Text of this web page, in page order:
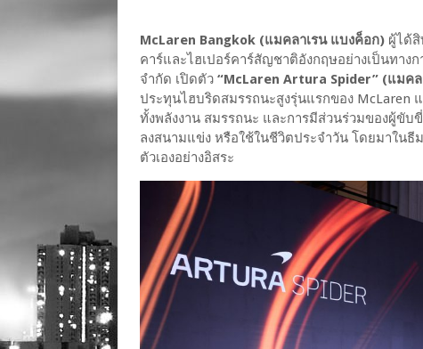
McLaren Bangkok (แมคลาเรน แบงค็อก) ผู้ได้
คาร์และไฮเปอร์คาร์สัญชาติอังกฤษอย่างเป็นทาง
จำกัด เปิดตัว “McLaren Artura Spider” (แมคล
ประทุนไฮบริดสมรรถนะสูงรุ่นแรกของ McLaren
ทั้งพลังงาน สมรรถนะ และการมีส่วนร่วมของผู้ขั
ลงสนามแข่ง หรือใช้ในชีวิตประจำวัน โดยมาใน
ตัวเองอย่างอิสระ